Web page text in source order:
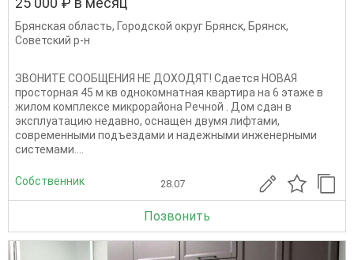
Брянская область, Городской округ Брянск, Брянск,
Советский р-н
ЗВОНИТЕ СООБЩЕНИЯ НЕ ДОХОДЯТ! Сдается НОВАЯ
просторная 45 м кв однокомнатная квартира на 6 этаже в
жилом комплексе микрорайона Речной . Дом сдан в
эксплуатацию недавно, оснащен двумя лифтами,
современными подъездами и надежными инженерными
системами....
Собственник 28.07
Позвонить